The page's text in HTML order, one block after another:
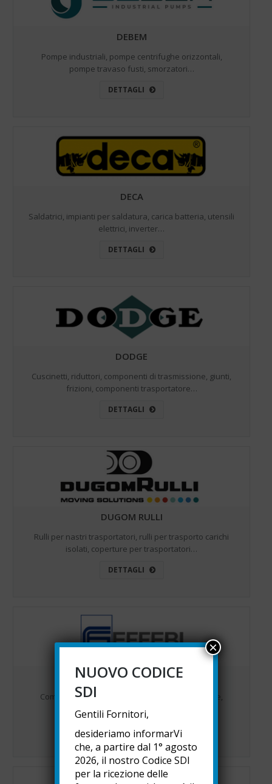
DEBEM
Pompe industriali, pompe centrifughe orizzontali,
pompe travaso fusti, smorzatori…
DETTAGLI
DECA
Saldatrici, impianti per saldatura, carica batteria, utensili
elettrici, inverter…
DETTAGLI
DODGE
Cuscinetti, riduttori, componenti di trasmissione, giunti,
frizioni, componenti trasportatore…
DETTAGLI
DUGOM RULLI
Rulli per nastri trasportatori, rulli per trasporto carichi
isolati, coperture per trasportatori…
DETTAGLI
EFFEBI VALVES
Componentistica idrotermosanitaria e industriale,
prodotti di elevato livello qualitativo…
DETTAGLI
NUOVO CODICE
SDI
Gentili Fornitori,
desideriamo informarVi
che, a partire dal 1° agosto
2026, il nostro Codice SDI
per la ricezione delle
×